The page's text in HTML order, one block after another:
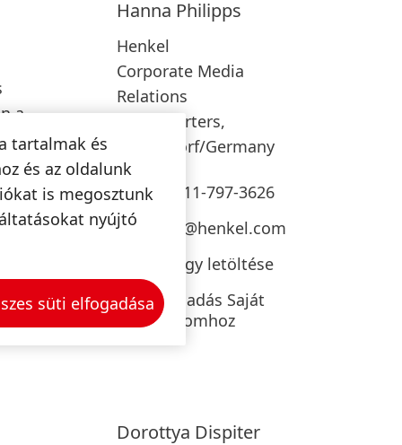
a
a
a
vagy
Hanna Philipps
Henkel
Corporate Media
Relations
Headquarters,
Düsseldorf/Germany
+49-211-797-3626
press@henkel.com
Névjegy letöltése
Hozzáadás Saját
tartalomhoz
Dorottya Dispiter
tartalmak és
és az oldalunk
is megosztunk
nyújtó
süti elfogadása